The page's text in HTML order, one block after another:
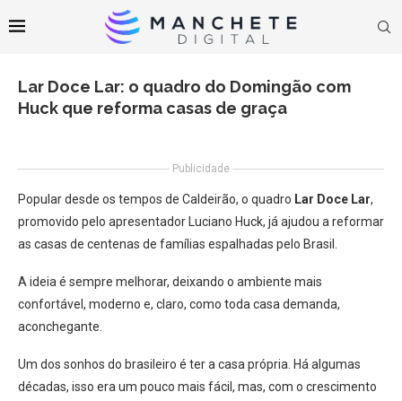
Lar Doce Lar: o quadro do Domingão com
Huck que reforma casas de graça
Publicidade
​Popular desde os tempos de Caldeirão, o quadro Lar Doce Lar,
promovido pelo apresentador Luciano Huck, já ajudou a reformar
as casas de centenas de famílias espalhadas pelo Brasil.
A ideia é sempre melhorar, deixando o ambiente mais
confortável, moderno e, claro, como toda casa demanda,
aconchegante.
Um dos sonhos do brasileiro é ter a casa própria. Há algumas
décadas, isso era um pouco mais fácil, mas, com o crescimento